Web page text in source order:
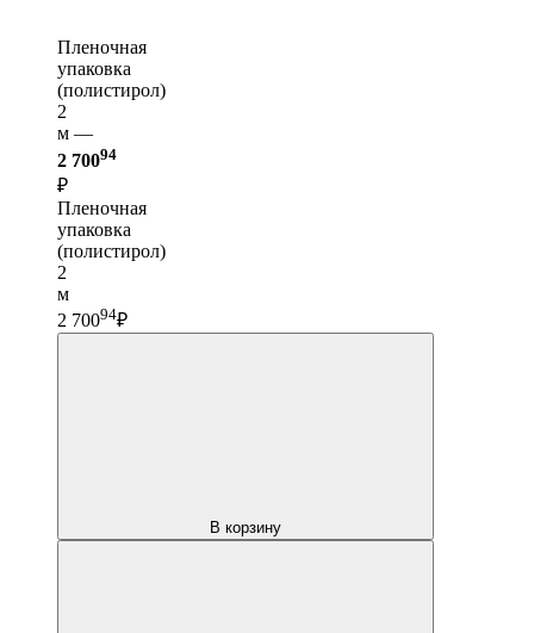
Пленочная
упаковка
(полистирол)
2
м —
2 70094
₽
Пленочная
упаковка
(полистирол)
2
м
2 70094₽
В корзину